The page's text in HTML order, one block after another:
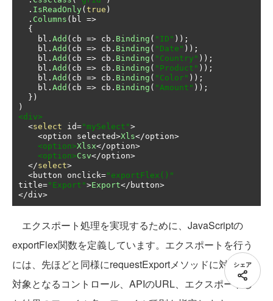
. IsReadOnly( true )
. Columns ( bl =>
{
    bl
. Add ( cb => cb . Binding ( "ID" ));
    bl
. Add ( cb => cb . Binding ( "Date" ));
    bl
. Add ( cb => cb . Binding ( "Country" ));
    bl
. Add ( cb => cb . Binding ( "Product" ));
    bl
. Add ( cb => cb . Binding ( "Color" ));
    bl
. Add ( cb => cb . Binding ( "Amount" ));
})
)
<div>
<select id="mySelect">
<option selected>Xls</option>
<option>Xlsx</option>
<option>Csv</option>
</select>
<button onclick="exportFlex()"
title="Export">Export</ button>
</div>
エクスポート処理を実現するために、JavaScriptの
exportFlex関数を定義しています。エクスポートを行う
には、先ほどと同様にrequestExportメソッドに対して、
対象となるコントロール、APIのURL、エクスポートし
シェア